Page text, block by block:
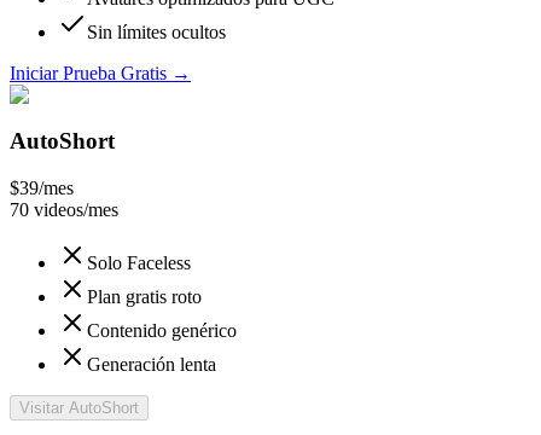
Sin límites ocultos
Iniciar Prueba Gratis →
AutoShort
$39/mes
70 videos/mes
Solo Faceless
Plan gratis roto
Contenido genérico
Generación lenta
Visitar AutoShort